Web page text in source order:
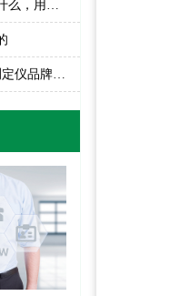
2026年1月国产土壤呼吸测定仪品牌知名度排名发布 恒美智造领跑